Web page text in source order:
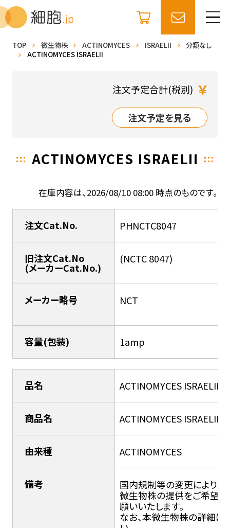
TOP 微生物株 ACTINOMYCES ISRAELII
分類なし
ACTINOMYCES ISRAELII
注文予定合計(税別) ￥
注文予定を見る
ACTINOMYCES ISRAELII
在庫内容は、2026/08/10 08:00 時点のものです。
注文Cat.No. PHNCTC8047
旧注文Cat.No
(メーカーCat.No.)
(NCTC 8047)
メーカー略号 NCT
容量(包装) 1amp
品名 ACTINOMYCES ISRAELII
商品名 ACTINOMYCES ISRAELII
由来種 ACTINOMYCES
備考
国内規制等の変更により輸
微生物株の提供をご希望の
願いいたします。
なお、本微生物株の詳細に